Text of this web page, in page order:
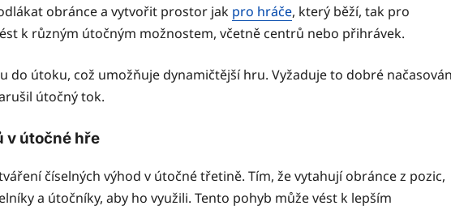
obránce a vytvořit prostor jak pro hráče, který běží, tak pro
k různým útočným možnostem, včetně centrů nebo přihrávek.
do útoku, což umožňuje dynamičtější hru. Vyžaduje to dobré
útočný tok.
v útočné hře
číselných výhod v útočné třetině. Tím, že vytahují obránce z pozic,
a útočníky, aby ho využili. Tento pohyb může vést k lepším